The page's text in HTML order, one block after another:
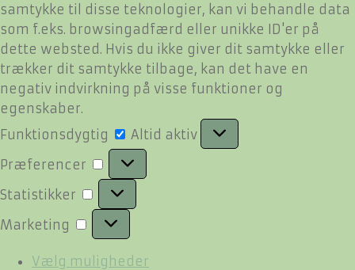
samtykke til disse teknologier, kan vi behandle data
som f.eks. browsingadfærd eller unikke ID'er på
dette websted. Hvis du ikke giver dit samtykke eller
trækker dit samtykke tilbage, kan det have en
negativ indvirkning på visse funktioner og
egenskaber.
Funktionsdygtig
Funktionsdygtig
Altid aktiv
Præferencer
Præferencer
Statistikker Statistikker
Marketing Marketing
Vælg muligheder